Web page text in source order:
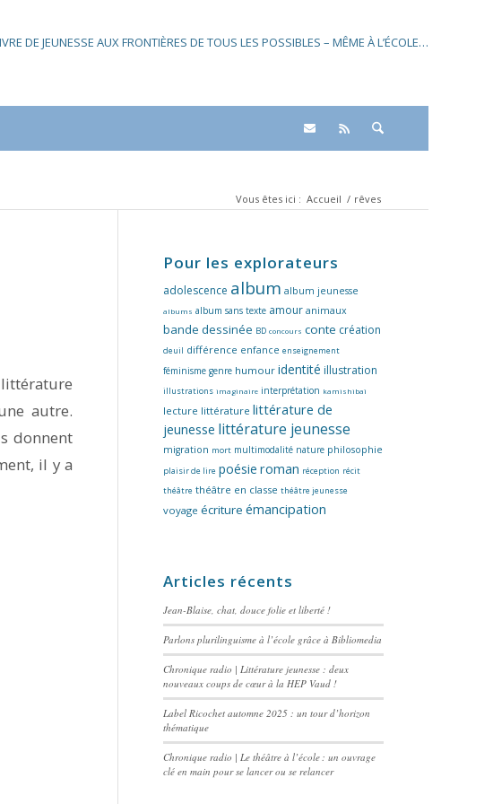
DE JEUNESSE AUX FRONTIÈRES DE TOUS LES POSSIBLES – MÊME À L’ÉCOLE…
Vous êtes ici : Accueil / rêves
autre.
donnent
il y a
Pour les explorateurs
adolescence album album jeunesse
albums album sans texte amour animaux
bande dessinée BD concours conte création
deuil différence enfance enseignement
féminisme genre humour identité illustration
illustrations imaginaire interprétation kamishibaï
lecture littérature littérature de
jeunesse littérature jeunesse
migration mort multimodalité nature philosophie
plaisir de lire poésie roman réception récit
théâtre théâtre en classe théâtre jeunesse
voyage écriture émancipation
Articles récents
Jean-Blaise, chat, douce folie et liberté !
Parlons plurilinguisme à l’école grâce à Bibliomedia
Chronique radio | Littérature jeunesse : deux
nouveaux coups de cœur à la HEP Vaud !
Label Ricochet automne 2025 : un tour d’horizon
thématique
Chronique radio | Le théâtre à l’école : un ouvrage
clé en main pour se lancer ou se relancer